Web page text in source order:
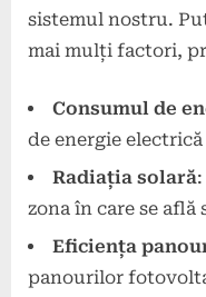
sistemul nostru.
mai mulți factori,
Consumul de
de energie
Radiația solară
zona în care se
Eficiența
panourilor